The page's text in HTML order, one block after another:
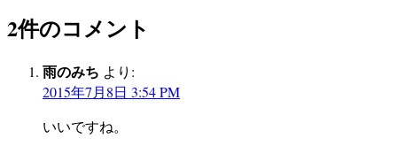
2件のコメント
雨のみち より:
2015年7月8日 3:54 PM
いいですね。